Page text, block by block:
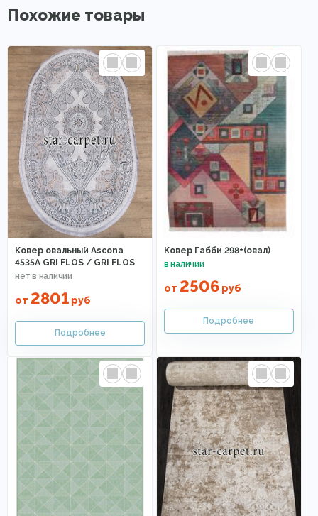
Похожие товары
Ковер овальный Ascona
4535A GRI FLOS / GRI FLOS
от 2801 руб
Ковер Габби 298+(овал)
от 2506руб